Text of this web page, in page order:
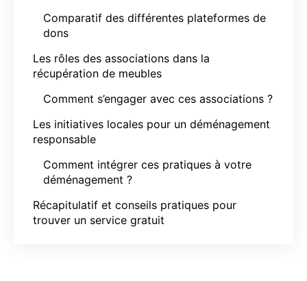
Comparatif des différentes plateformes de
dons
Les rôles des associations dans la
récupération de meubles
Comment s’engager avec ces associations ?
Les initiatives locales pour un déménagement
responsable
Comment intégrer ces pratiques à votre
déménagement ?
Récapitulatif et conseils pratiques pour
trouver un service gratuit